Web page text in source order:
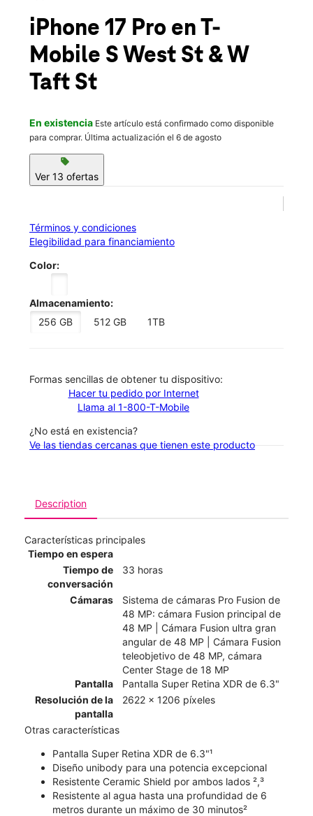
location_on
530 S West St Wichita, KS 67213
iPhone 17 Pro en T-
Mobile S West St & W
Taft St
En existencia Este artículo está confirmado como disponible
para comprar. Última actualización el 6 de agosto
sell
Ver 13 ofertas
Términos y condiciones
Elegibilidad para financiamiento
Color:
Almacenamiento:
256 GB
512 GB 1TB
​​​​​​​Formas sencillas de obtener tu dispositivo:
Hacer tu pedido por Internet
Llama al 1-800-T-Mobile
¿No está en existencia?
Ve las tiendas cercanas que tienen este producto
Description
Características principales
Tiempo en espera
Tiempo de
conversación
33 horas
Cámaras
Sistema de cámaras Pro Fusion de
48 MP: cámara Fusion principal de
48 MP | Cámara Fusion ultra gran
angular de 48 MP | Cámara Fusion
teleobjetivo de 48 MP, cámara
Center Stage de 18 MP
Pantalla
Pantalla Super Retina XDR de 6.3"
Resolución de la
pantalla
2622 x 1206 píxeles
Otras características
Pantalla Super Retina XDR de 6.3"¹
Diseño unibody para una potencia excepcional
Resistente Ceramic Shield por ambos lados ²,³
Resistente al agua hasta una profundidad de 6
metros durante un máximo de 30 minutos²